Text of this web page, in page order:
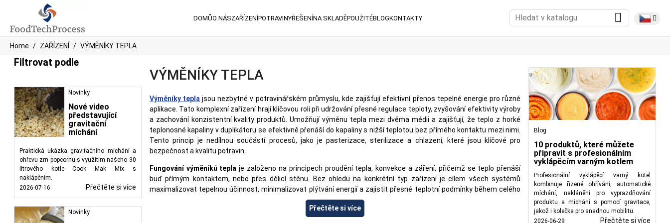
DOMŮO NÁSZAŘÍZENÍPOTRAVINYŘEŠENÍNA SKLADĚPOUŽITÉBLOGKONTAKTY
Home ZAŘÍZENÍ VÝMĚNÍKY TEPLA
Filtrovat podle
Novinky
Nové video
představující
gravitační
míchání
Praktická ukázka gravitačního míchání a
ohřevu zrn popcornu s využitím našeho 30
litrového kotle Cook Mak Mix s
naklápěním.
2026-07-16
Přečtěte si více
Novinky
VÝMĚNÍKY TEPLA
Výměníky tepla jsou nezbytné v potravinářském průmyslu, kde zajišťují efektivní přenos tepelné energie pro různé
aplikace. Tato komplexní zařízení hrají klíčovou roli při udržování přesné regulace teploty, zvyšování efektivity výroby
a zachování konzistentní kvality produktů. Umožňují výměnu tepla mezi dvěma médii a zajišťují, že teplo z horké
teplonosné kapaliny v duplikátoru se efektivně přenáší do kapaliny s nižší teplotou bez přímého kontaktu mezi nimi.
Tento princip je nedílnou součástí procesů, jako je pasterizace, sterilizace a chlazení, které jsou klíčové pro
bezpečnost a kvalitu potravin.
Fungování výměníků tepla je založeno na principech proudění tepla, konvekce a záření, přičemž se teplo přenáší
buď přímým kontaktem, nebo přes dělicí stěnu. Bez ohledu na konkrétní typ zařízení je cílem všech systémů
maximalizovat tepelnou účinnost, minimalizovat plýtvání energií a zajistit přesné teplotní podmínky během celého
výrobního procesu. V praxi se používají různé konstrukce a technická řešení.
které obsahují svazek trubek nebo plášť, umožňují efektivní přenos tepla mezi dvěma kapalinami oddělenými
Přečtěte si více
Blog
10 produktů, které můžete
připravit s profesionálním
vyklápěcím varným kotlem
Profesionální vyklápěcí varný kotel
kombinuje řízené ohřívání, automatické
míchání, naklánění pro vyprazdňování
produktu a míchání s pomocí gravitace,
jakož i kolečka pro snadnou mobilitu.
2026-06-29
Přečtěte si více